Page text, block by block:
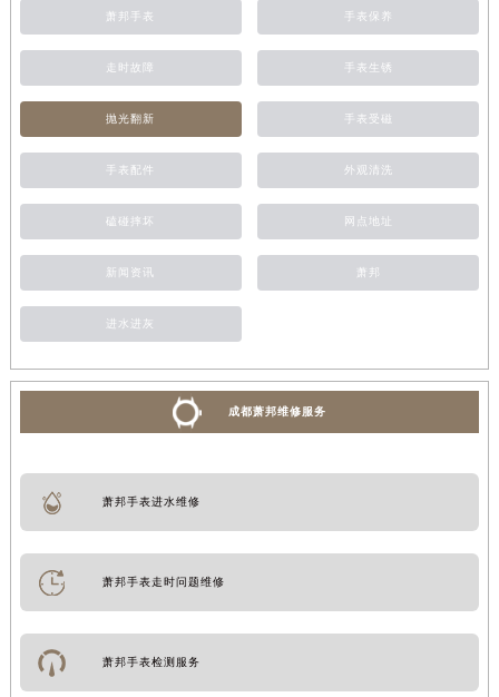
萧邦手表 手表保养
走时故障 手表生锈
抛光翻新 手表受磁
手表配件 外观清洗
磕碰摔坏 网点地址
新闻资讯 萧邦
进水进灰
成都萧邦维修服务
萧邦手表进水维修
萧邦手表走时问题维修
萧邦手表检测服务